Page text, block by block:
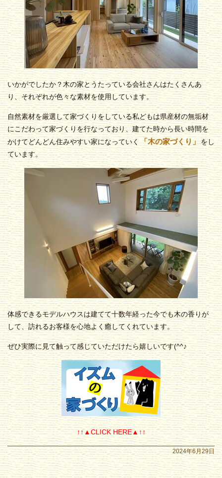
いかがでしたか？木の家とうたっている会社さんはたくさんあ
り、それぞれが色々な素材を使用しています。
自然素材を厳選して家づくりをしている私どもは県産材の無垢材
にこだわって家づくりを行なっており、建てた時から長い時間を
かけてどんどん住みやすい家になっていく 「木の家づくり」をし
ています。
体感できるモデルハウスは建てて十数年経った今でも木の香りが
して、訪れるお客様を心地よく癒してくれています。
ぜひ実際に見て触って感じていただけたら嬉しいです(^^♪
↑↑▲CLICK HERE▲↑↑
2024年6月29日